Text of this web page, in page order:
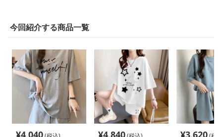
今回紹介する商品一覧
¥4,040 ¥4,840 ¥3,620